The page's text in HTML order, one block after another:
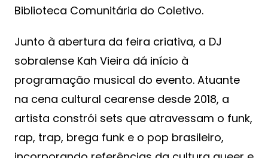
Biblioteca Comunitária do Coletivo.
Junto à abertura da feira criativa, a DJ
sobralense Kah Vieira dá início à
programação musical do evento. Atuante
na cena cultural cearense desde 2018, a
artista constrói sets que atravessam o funk,
rap, trap, brega funk e o pop brasileiro,